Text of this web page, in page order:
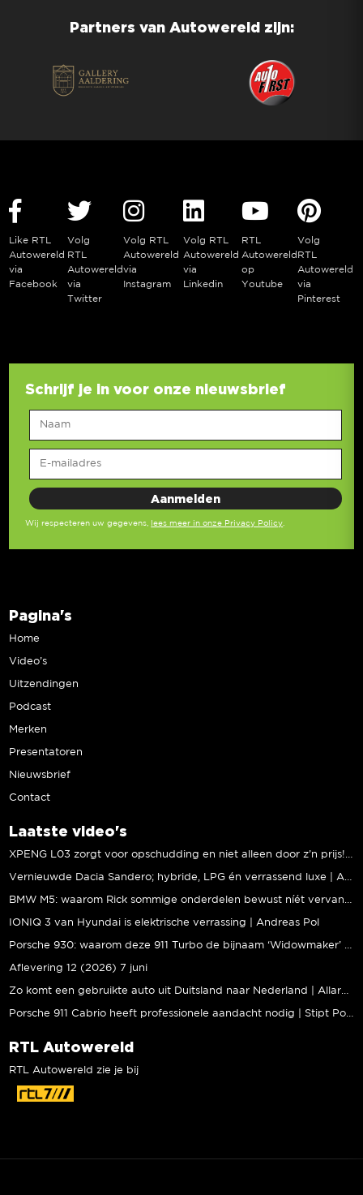
Partners van Autowereld zijn:
Like RTL
Autowereld
via
Facebook
Volg
RTL
Autowereld
via
Twitter
Volg RTL
Autowereld
via
Instagram
Volg RTL
Autowereld
via
Linkedin
RTL
Autowereld
op
Youtube
Volg
RTL
Autowereld
via
Pinterest
Schrijf je in voor onze nieuwsbrief
Wij respecteren uw gegevens, lees meer in onze Privacy Policy
Pagina's
Home
Video’s
Uitzendingen
Podcast
Merken
Presentatoren
Nieuwsbrief
Contact
Laatste video's
IONIQ 3 van Hyundai is elektrische verrassing | Andreas Pol
Aflevering 12 (2026) 7 juni
RTL Autowereld
RTL Autowereld zie je bij